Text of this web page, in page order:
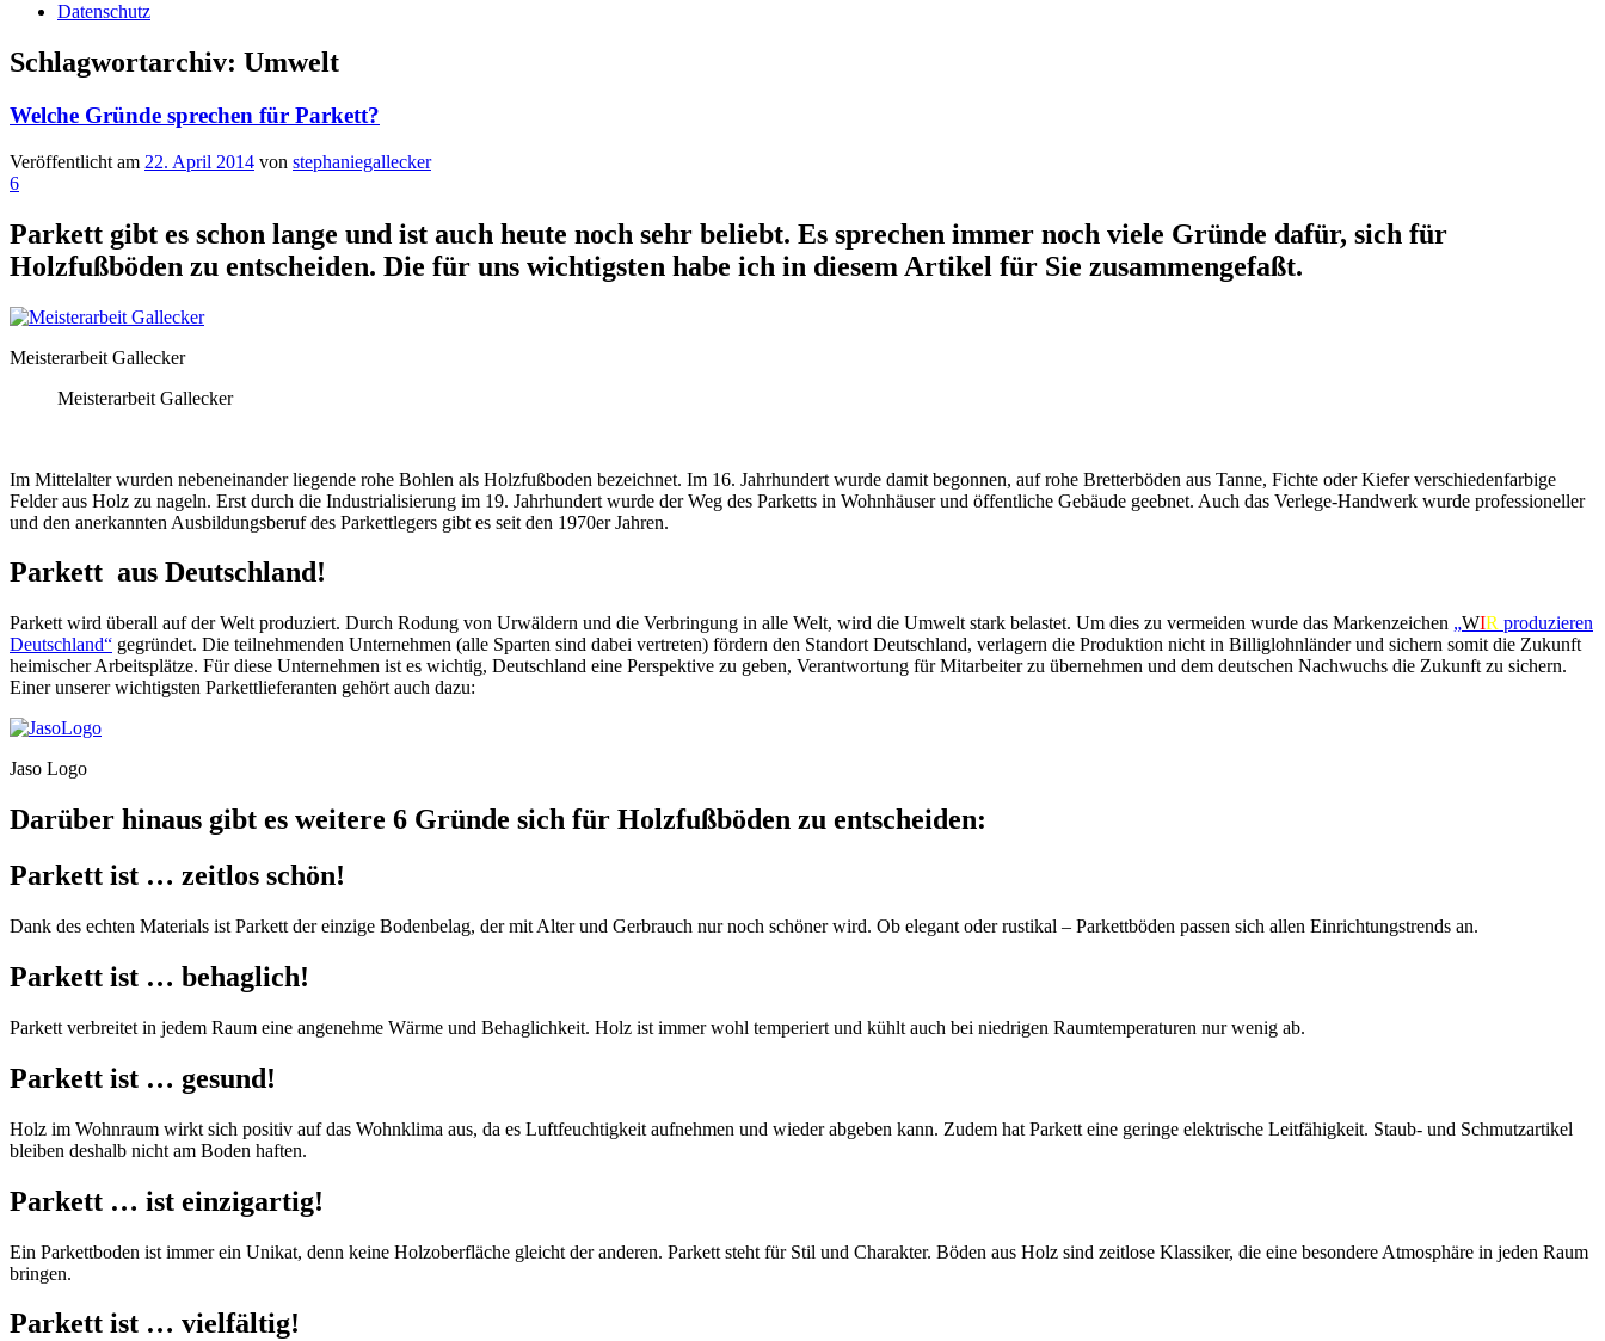
Datenschutz
Schlagwortarchiv: Umwelt
Welche Gründe sprechen für Parkett?
Veröffentlicht am 22. April 2014 von stephaniegallecker
6
Parkett gibt es schon lange und ist auch heute noch sehr beliebt. Es sprechen immer noch viele Gründe dafür, sich für
Holzfußböden zu entscheiden. Die für uns wichtigsten habe ich in diesem Artikel für Sie zusammengefaßt.
Meisterarbeit Gallecker
Meisterarbeit Gallecker
Im Mittelalter wurden nebeneinander liegende rohe Bohlen als Holzfußboden bezeichnet. Im 16. Jahrhundert wurde damit begonnen, auf rohe Bretterböden aus Tanne, Fichte oder Kiefer verschiedenfarbige
Felder aus Holz zu nageln. Erst durch die Industrialisierung im 19. Jahrhundert wurde der Weg des Parketts in Wohnhäuser und öffentliche Gebäude geebnet. Auch das Verlege-Handwerk wurde professioneller
und den anerkannten Ausbildungsberuf des Parkettlegers gibt es seit den 1970er Jahren.
Parkett aus Deutschland!
Parkett wird überall auf der Welt produziert. Durch Rodung von Urwäldern und die Verbringung in alle Welt, wird die Umwelt stark belastet. Um dies zu vermeiden wurde das Markenzeichen „WIR produzieren
Deutschland“ gegründet. Die teilnehmenden Unternehmen (alle Sparten sind dabei vertreten) fördern den Standort Deutschland, verlagern die Produktion nicht in Billiglohnländer und sichern somit die Zukunft
heimischer Arbeitsplätze. Für diese Unternehmen ist es wichtig, Deutschland eine Perspektive zu geben, Verantwortung für Mitarbeiter zu übernehmen und dem deutschen Nachwuchs die Zukunft zu sichern.
Einer unserer wichtigsten Parkettlieferanten gehört auch dazu:
Jaso Logo
Darüber hinaus gibt es weitere 6 Gründe sich für Holzfußböden zu entscheiden:
Parkett ist … zeitlos schön!
Dank des echten Materials ist Parkett der einzige Bodenbelag, der mit Alter und Gerbrauch nur noch schöner wird. Ob elegant oder rustikal – Parkettböden passen sich allen Einrichtungstrends an.
Parkett ist … behaglich!
Parkett verbreitet in jedem Raum eine angenehme Wärme und Behaglichkeit. Holz ist immer wohl temperiert und kühlt auch bei niedrigen Raumtemperaturen nur wenig ab.
Parkett ist … gesund!
Holz im Wohnraum wirkt sich positiv auf das Wohnklima aus, da es Luftfeuchtigkeit aufnehmen und wieder abgeben kann. Zudem hat Parkett eine geringe elektrische Leitfähigkeit. Staub- und Schmutzartikel
bleiben deshalb nicht am Boden haften.
Parkett … ist einzigartig!
Ein Parkettboden ist immer ein Unikat, denn keine Holzoberfläche gleicht der anderen. Parkett steht für Stil und Charakter. Böden aus Holz sind zeitlose Klassiker, die eine besondere Atmosphäre in jeden Raum
bringen.
Parkett ist … vielfältig!